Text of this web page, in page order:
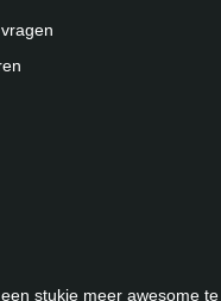
stukje meer awesome te